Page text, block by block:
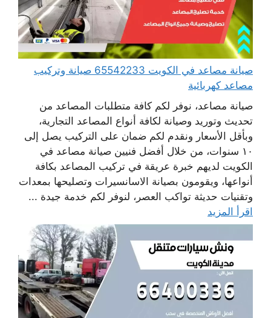
صيانة مصاعد في الكويت 65542233 صيانة وتركيب
مصاعد كهربائية
صيانة مصاعد، نوفر لكم كافة متطلبات المصاعد من
تحديث وتوريد وصيانة لكافة أنواع المصاعد التجارية،
وبأقل الأسعار ونقدم لكم ضمان على التركيب يصل إلى
١٠ سنوات، من خلال أفضل فنيين صيانة مصاعد في
الكويت لديهم خبرة عريقة في تركيب المصاعد بكافة
أنواعها، ويقومون بصيانة الاسانسيرات وتصليحها بمعدات
وتقنيات حديثة تواكب العصر، لنوفر لكم خدمة جيدة ...
اقرأ المزيد